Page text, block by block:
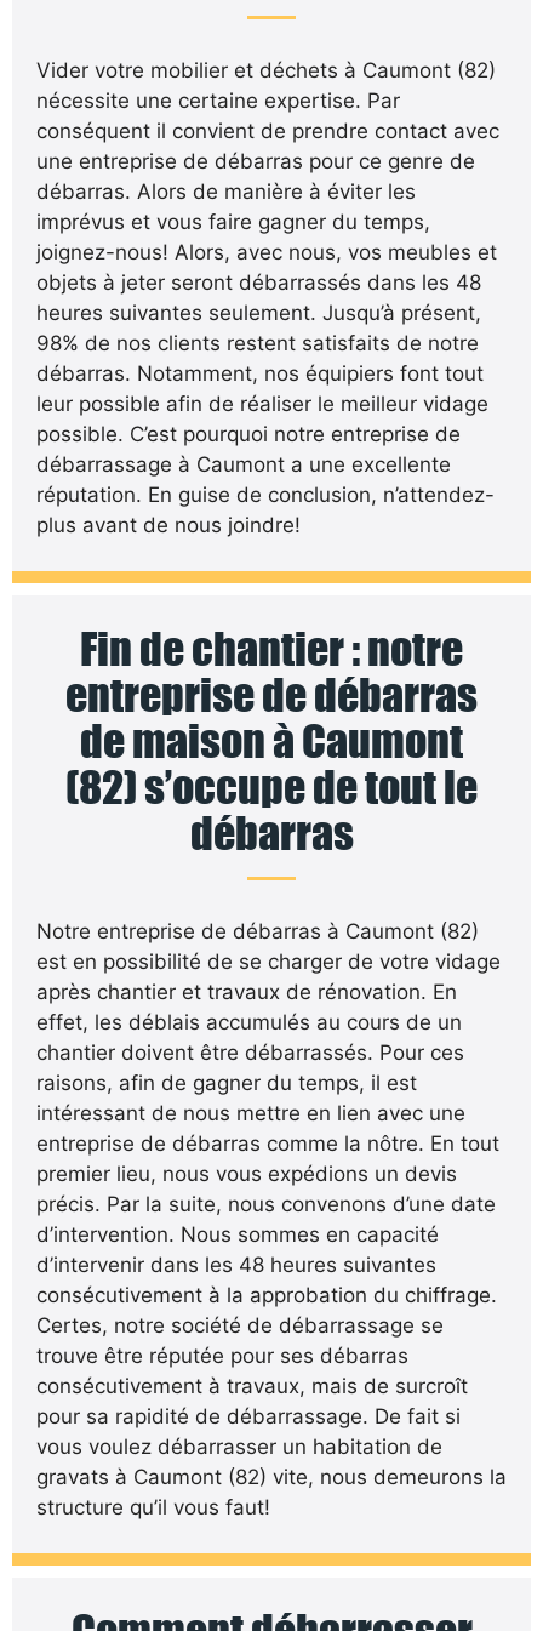
Vider votre mobilier et déchets à Caumont (82)
nécessite une certaine expertise. Par
conséquent il convient de prendre contact avec
une entreprise de débarras pour ce genre de
débarras. Alors de manière à éviter les
imprévus et vous faire gagner du temps,
joignez-nous! Alors, avec nous, vos meubles et
objets à jeter seront débarrassés dans les 48
heures suivantes seulement. Jusqu’à présent,
98% de nos clients restent satisfaits de notre
débarras. Notamment, nos équipiers font tout
leur possible afin de réaliser le meilleur vidage
possible. C’est pourquoi notre entreprise de
débarrassage à Caumont a une excellente
réputation. En guise de conclusion, n’attendez-
plus avant de nous joindre!
Fin de chantier : notre
entreprise de débarras
de maison à Caumont
(82) s’occupe de tout le
débarras
Notre entreprise de débarras à Caumont (82)
est en possibilité de se charger de votre vidage
après chantier et travaux de rénovation. En
effet, les déblais accumulés au cours de un
chantier doivent être débarrassés. Pour ces
raisons, afin de gagner du temps, il est
intéressant de nous mettre en lien avec une
entreprise de débarras comme la nôtre. En tout
premier lieu, nous vous expédions un devis
précis. Par la suite, nous convenons d’une date
d’intervention. Nous sommes en capacité
d’intervenir dans les 48 heures suivantes
consécutivement à la approbation du chiffrage.
Certes, notre société de débarrassage se
trouve être réputée pour ses débarras
consécutivement à travaux, mais de surcroît
pour sa rapidité de débarrassage. De fait si
vous voulez débarrasser un habitation de
gravats à Caumont (82) vite, nous demeurons la
structure qu’il vous faut!